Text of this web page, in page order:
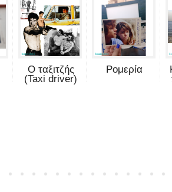
Ο ταξιτζής
(Taxi driver)
Ρομερία